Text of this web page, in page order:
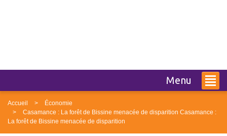
Menu
Accueil
Économie
Casamance : La forêt de Bissine menacée de disparition Casamance :
La forêt de Bissine menacée de disparition